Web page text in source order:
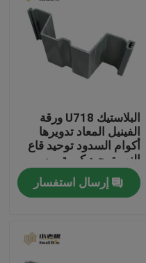
البلاستيك U718 ورقة
الفينيل المعاد تدويرها
أكوام السدود توحيد قاع
النهر توحيد كومة من
البلاستيك ورقة
إرسال استفسار